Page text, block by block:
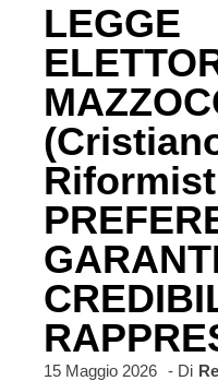
LEGGE
15 Maggio 2026 - Di